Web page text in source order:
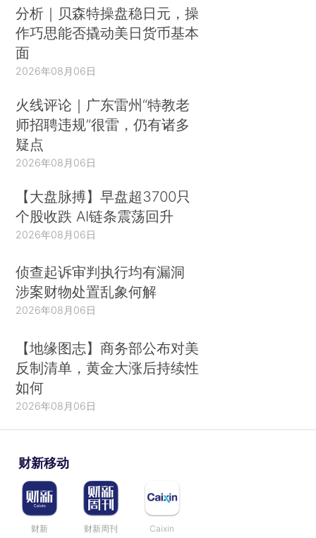
分析｜贝森特操盘稳日元，操
作巧思能否撬动美日货币基本
面
2026年08月06日
火线评论｜广东雷州“特教老
师招聘违规”很雷，仍有诸多
疑点
2026年08月06日
【大盘脉搏】早盘超3700只
个股收跌 AI链条震荡回升
2026年08月06日
侦查起诉审判执行均有漏洞
涉案财物处置乱象何解
2026年08月06日
【地缘图志】商务部公布对美
反制清单，黄金大涨后持续性
如何
2026年08月06日
财新移动
财新 财新周刊 Caixin